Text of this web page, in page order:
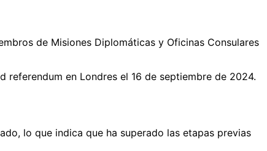
de Misiones Diplomáticas y Oficinas Consulares
en Londres el 16 de septiembre de 2024.
lo que indica que ha superado las etapas previas